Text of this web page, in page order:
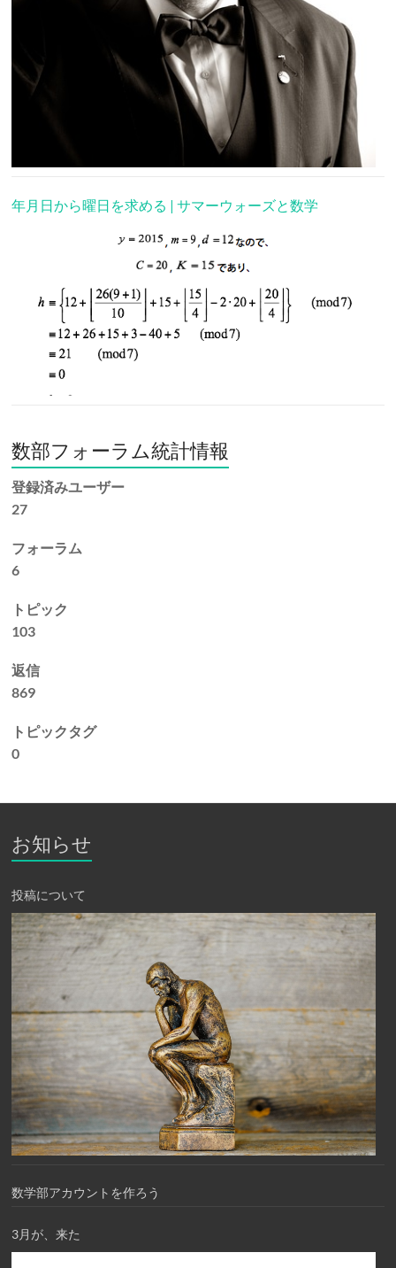
年月日から曜日を求める | サマーウォーズと数学
数部フォーラム統計情報
登録済みユーザー
27
フォーラム
6
トピック
103
返信
869
トピックタグ
0
お知らせ
投稿について
数学部アカウントを作ろう
3月が、来た